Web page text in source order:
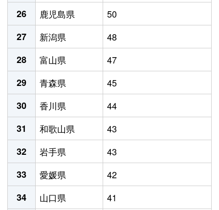
26
鹿児島県
50
27
新潟県
48
28
富山県
47
29
青森県
45
30
香川県
44
31
和歌山県
43
32
岩手県
43
33
愛媛県
42
34
山口県
41